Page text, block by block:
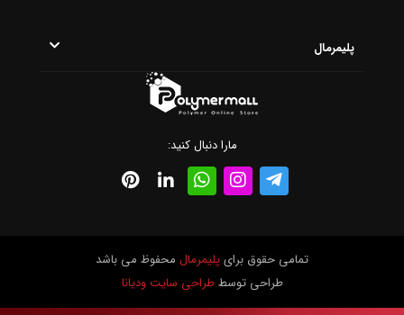
پلیمرمال
مارا دنبال کنید:
تمامی حقوق برایپلیمرمال محفوظ می باشد
طراحی توسططراحی سایت ودیانا